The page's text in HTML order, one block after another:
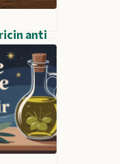
anti
: